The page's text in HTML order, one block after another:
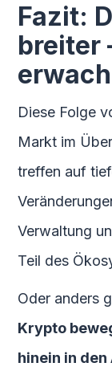
Fazit:
breiter
Diese Folge
Markt im
treffen auf
Verwaltung
Teil des
Oder anders
Krypto
hinein in